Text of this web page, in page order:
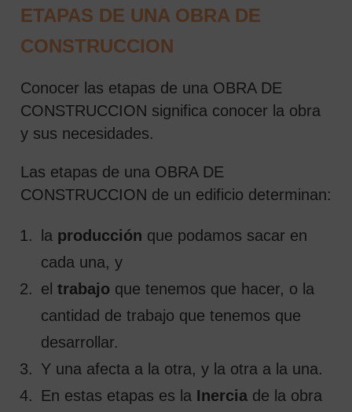
ETAPAS DE UNA OBRA DE
CONSTRUCCION
Conocer las etapas de una OBRA DE
CONSTRUCCION significa conocer la obra
y sus necesidades.
Las etapas de una OBRA DE
CONSTRUCCION de un edificio determinan:
la producción que podamos sacar en
cada una, y
el trabajoque tenemos que hacer, o la
cantidad de trabajo que tenemos que
desarrollar.
Y una afecta a la otra, y la otra a la una.
En estas etapas es la Inerciade la obra